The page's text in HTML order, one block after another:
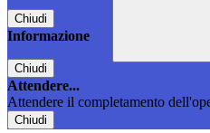
Chiudi
Informazione
Chiudi
Attendere...
Attendere il completamento
Chiudi